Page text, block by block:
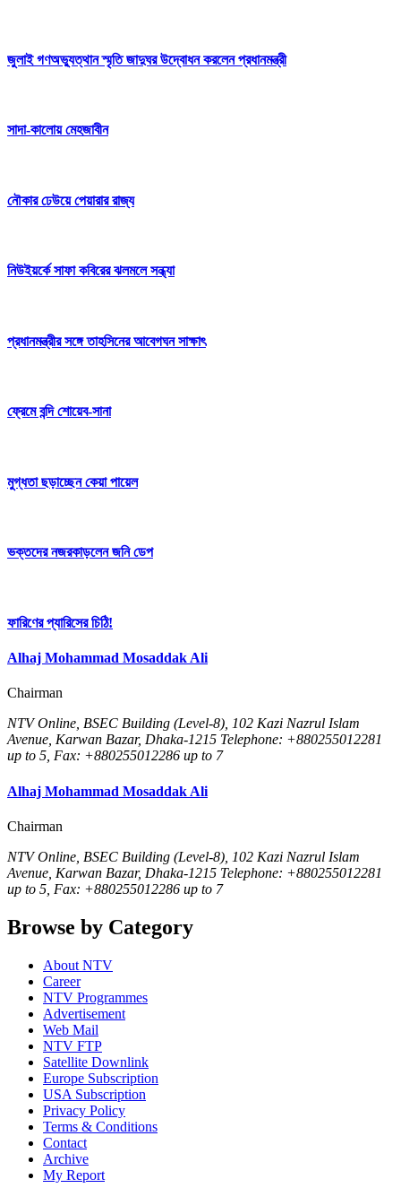
জুলাই গণঅভ্যুত্থান স্মৃতি জাদুঘর উদ্বোধন করলেন প্রধানমন্ত্রী
সাদা-কালোয় মেহজাবীন
নৌকার ঢেউয়ে পেয়ারার রাজ্য
নিউইয়র্কে সাফা কবিরের ঝলমলে সন্ধ্যা
প্রধানমন্ত্রীর সঙ্গে তাহসিনের আবেগঘন সাক্ষাৎ
ফ্রেমে বন্দি শোয়েব-সানা
মুগ্ধতা ছড়াচ্ছেন কেয়া পায়েল
ভক্তদের নজরকাড়লেন জনি ডেপ
ফারিণের প্যারিসের চিঠি!
Alhaj Mohammad Mosaddak Ali
Chairman
NTV Online, BSEC Building (Level-8), 102 Kazi Nazrul Islam
Avenue, Karwan Bazar, Dhaka-1215 Telephone: +880255012281
up to 5, Fax: +880255012286 up to 7
Alhaj Mohammad Mosaddak Ali
Chairman
NTV Online, BSEC Building (Level-8), 102 Kazi Nazrul Islam
Avenue, Karwan Bazar, Dhaka-1215 Telephone: +880255012281
up to 5, Fax: +880255012286 up to 7
Browse by Category
About NTV
Career
NTV Programmes
Advertisement
Web Mail
NTV FTP
Satellite Downlink
Europe Subscription
USA Subscription
Privacy Policy
Terms & Conditions
Contact
Archive
My Report